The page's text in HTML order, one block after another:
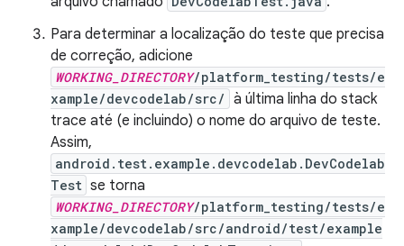
Para determinar a localização do teste que precisa
de correção, adicione
WORKING_DIRECTORY/platform_testing/tests/e
xample/devcodelab/src/ à última linha do stack
trace até (e incluindo) o nome do arquivo de teste.
Assim,
android.test.example.devcodelab.DevCodelab
Test se torna
WORKING_DIRECTORY/platform_testing/tests/e
xample/devcodelab/src/android/test/example